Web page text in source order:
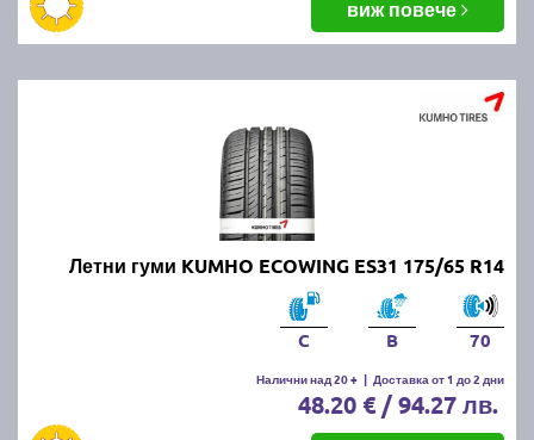
виж повече
Летни гуми KUMHO ECOWING ES31 175/65 R14
C B 70
Налични над 20 + | Доставка от 1 до 2 дни
48.20 € / 94.27 лв.